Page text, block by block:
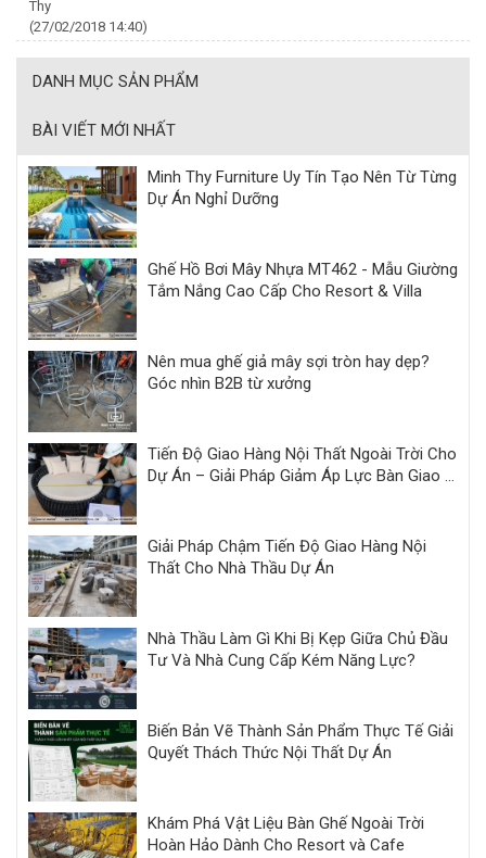
Thy
(27/02/2018 14:40)
DANH MỤC SẢN PHẨM
BÀI VIẾT MỚI NHẤT
Minh Thy Furniture Uy Tín Tạo Nên Từ Từng
Dự Án Nghỉ Dưỡng
Ghế Hồ Bơi Mây Nhựa MT462 - Mẫu Giường
Tắm Nắng Cao Cấp Cho Resort & Villa
Nên mua ghế giả mây sợi tròn hay dẹp?
Góc nhìn B2B từ xưởng
Tiến Độ Giao Hàng Nội Thất Ngoài Trời Cho
Dự Án – Giải Pháp Giảm Áp Lực Bàn Giao |
Giải Pháp Chậm Tiến Độ Giao Hàng Nội
Thất Cho Nhà Thầu Dự Án
Nhà Thầu Làm Gì Khi Bị Kẹp Giữa Chủ Đầu
Tư Và Nhà Cung Cấp Kém Năng Lực?
Biến Bản Vẽ Thành Sản Phẩm Thực Tế Giải
Quyết Thách Thức Nội Thất Dự Án
Khám Phá Vật Liệu Bàn Ghế Ngoài Trời
Hoàn Hảo Dành Cho Resort và Cafe